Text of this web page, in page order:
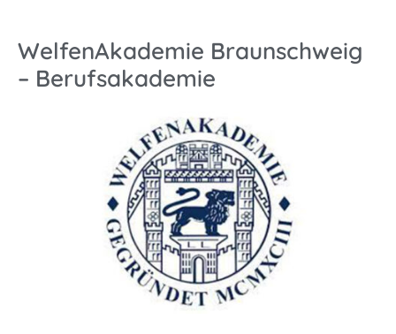
WelfenAkademie Braunschweig
– Berufsakademie